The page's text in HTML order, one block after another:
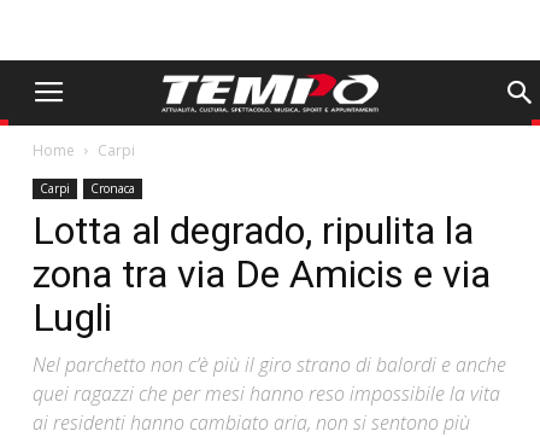
Home Carpi
Carpi Cronaca
Lotta al degrado, ripulita la
zona tra via De Amicis e via
Lugli
Nel parchetto non c’è più il giro strano di balordi e anche
quei ragazzi che per mesi hanno reso impossibile la vita
ai residenti hanno cambiato aria, non si sentono più